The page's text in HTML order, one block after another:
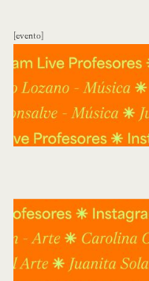
evento